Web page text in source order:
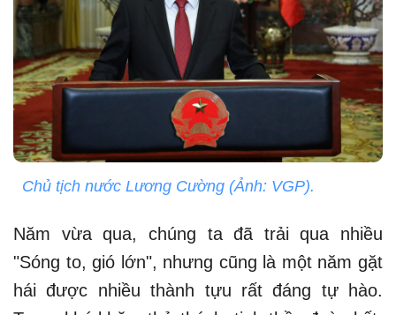
Chủ tịch nước Lương Cường (Ảnh: VGP).
Năm vừa qua, chúng ta đã trải qua nhiều
"Sóng to, gió lớn", nhưng cũng là một năm gặt
hái được nhiều thành tựu rất đáng tự hào.